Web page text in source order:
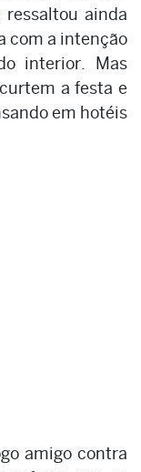
ainda
com a intenção
interior. Mas
a festa e
em hotéis
amigo contra